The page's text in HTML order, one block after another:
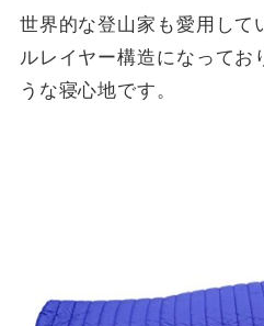
世界的な登山家も愛用して
ルレイヤー構造になってお
うな寝心地です。